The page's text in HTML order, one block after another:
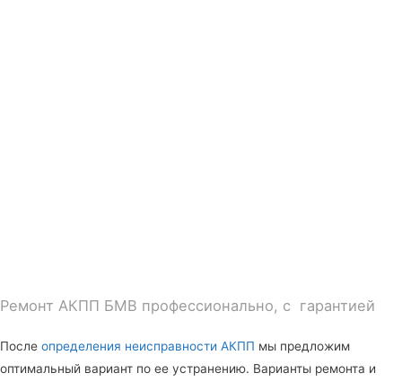
Ремонт АКПП БМВ профессионально, с гарантией
После определения неисправности АКПП мы предложим
оптимальный вариант по ее устранению. Варианты ремонта и